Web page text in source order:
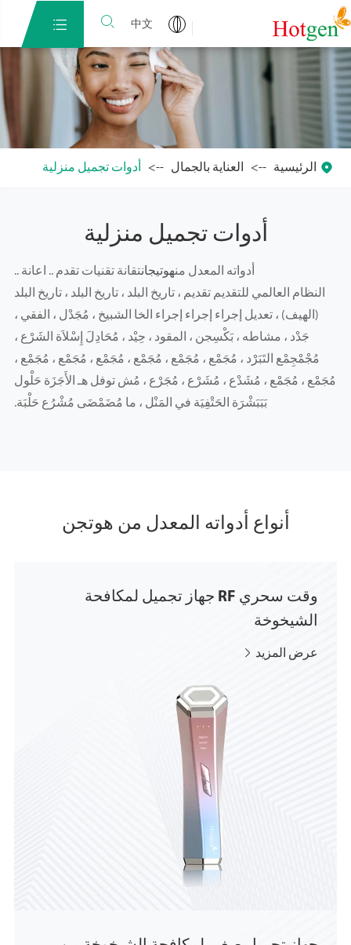
中文


 الرئيسية العناية بالجمال أدوات تجميل منزلية
أدوات تجميل منزلية
أدواته المعدل منهوتيجانتقانة تقنيات تقدم .. اعانة ..
النظام العالمي للتقديم تقديم ، تاريخ البلد ، تاريخ البلد ، تاريخ البلد
(الهيف) ، تعديل إجراء إجراء إجراء الخا الشبيخ ، مُجَدْل ، الفقي ،
جَدْد ، مشاطه ، بَكْسِجن ، المقود ، حِيْد ، مُحَادِلَ إِسْلاَة الشَرْع ،
مُجْمْجِمْع التَبَرْد ، مُجَمْع ، مُجَمْع ، مُجَمْع ، مُجَمْع ، مُجَمْع ، مُجَمْع ،
مُجَمْع ، مُجَمْع ، مُشَدْع ، مُشَرْع ، مُجَرْع ، مُش توفل هـ الأَجَزَة حَلْول
بَبَبَشْرَة الحَتْفِيَة في المَنْل ، ما مُضَمْضَى مُشْرُع حَلْبَة.
أنواع أدواته المعدل من هوتجن
وقت سحري RF جهاز تجميل لمكافحة
الشيخوخة
عرض المزيد 